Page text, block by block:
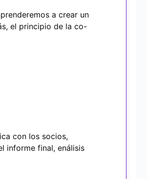
a crear un
el principio de la co-
con los socios,
informe final, enálisis